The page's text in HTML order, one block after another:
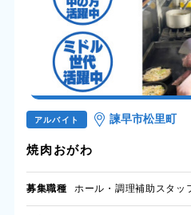
アルバイト 諫早市松里町
焼肉おがわ
募集職種 ホール・調理補助スタッ